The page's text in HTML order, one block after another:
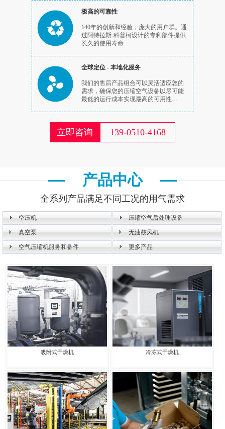
极高的可靠性
140年的创新和经验，庞大的用户群。通
过阿特拉斯·科普柯设计的专利部件提供
长久的使用寿命…
全球定位 - 本地化服务
我们的售后产品组合可以灵活适应您的
需求，确保您的压缩空气设备以尽可能
最低的运行成本实现最高的可用性…
立即咨询 139-0510-4168
产品中心
全系列产品满足不同工况的用气需求
空压机 压缩空气后处理设备
真空泵 无油鼓风机
空气压缩机服务和备件 更多产品
吸附式干燥机 冷冻式干燥机